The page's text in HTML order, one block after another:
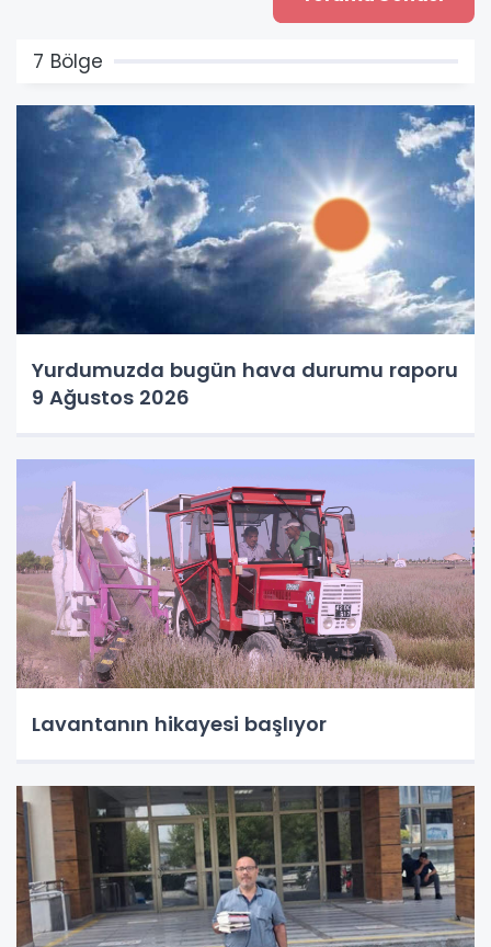
7 Bölge
Yurdumuzda bugün hava durumu raporu
9 Ağustos 2026
Lavantanın hikayesi başlıyor